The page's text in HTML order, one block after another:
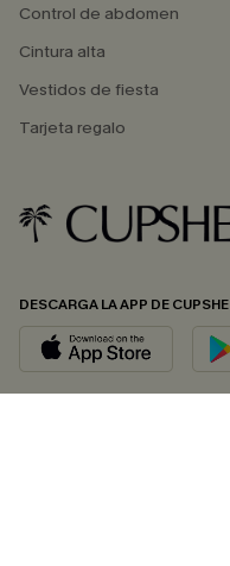
Control de abdomen
Cintura alta
Vestidos de fiesta
Tarjeta regalo
DESCARGA LA APP DE CUPSHE